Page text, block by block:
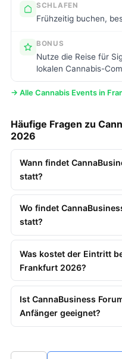
SCHLAFEN
Frühzeitig buchen,
BONUS
Nutze die Reise für
lokalen Cannabis-
→ Alle Cannabis Events in
Häufige Fragen zu
2026
Wann findet
statt?
Wo findet
statt?
Was kostet der Eintritt
Frankfurt 2026?
Ist CannaBusiness
Anfänger geeignet?